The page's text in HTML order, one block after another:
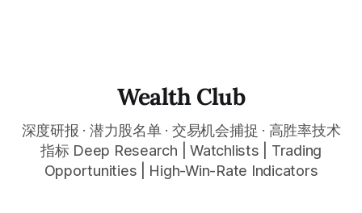
标，为一家未来营收已写入约$5230亿账本的AI算力平台定
of approximately $523 billion, up about 438% year-over-
year, represents the largest non-government contract
backlog
Wealth Club
深度研报 · 潜力股名单 · 交易机会捕捉 · 高胜率技术
指标 Deep Research | Watchlists | Trading
Opportunities | High-Win-Rate Indicators